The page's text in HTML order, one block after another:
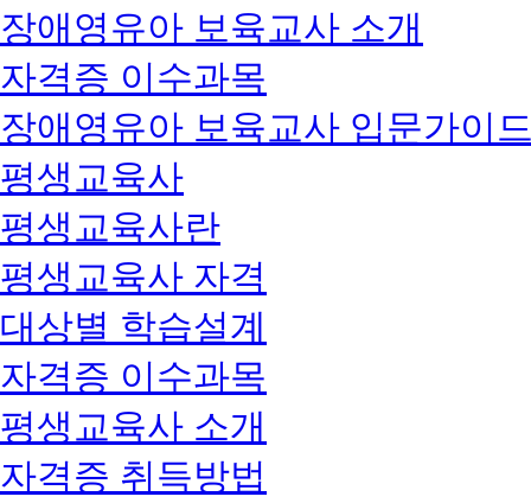
장애영유아 보육교사 소개
자격증 이수과목
장애영유아 보육교사 입문가이
평생교육사
평생교육사란
평생교육사 자격
대상별 학습설계
자격증 이수과목
평생교육사 소개
자격증 취득방법